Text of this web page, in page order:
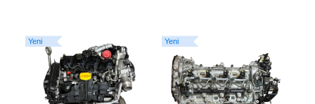
Yeni Yeni